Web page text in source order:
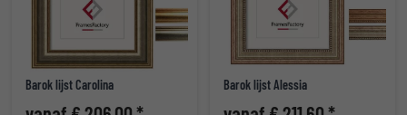
Barok lijst Carolina Barok lijst Alessia